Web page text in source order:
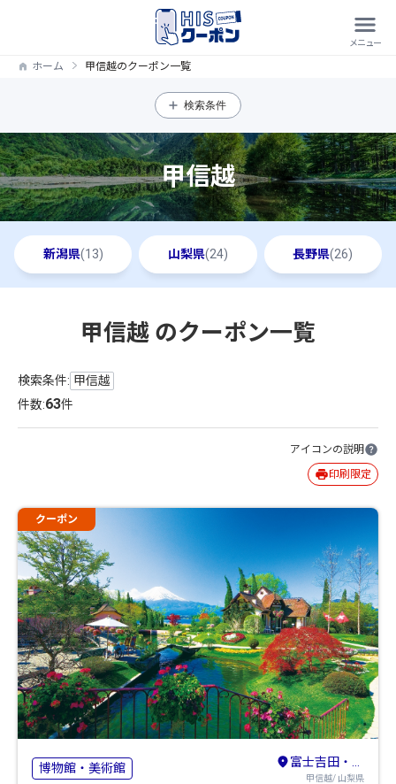
ホーム 甲信越のクーポン一覧
検索条件
甲信越
新潟県(13) 山梨県(24) 長野県(26)
甲信越 のクーポン一覧
検索条件: 甲信越
件数:63件
アイコンの説明
印刷限定
クーポン
博物館・美術館 富士吉田・河口湖・本栖湖・西湖・精進湖
甲信越/ 山梨県